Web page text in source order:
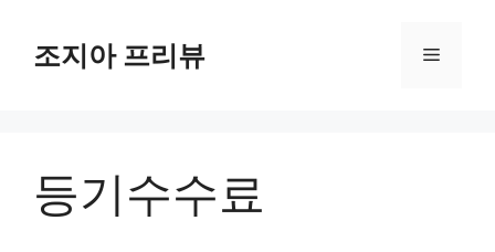
조지아 프리뷰 메
등기수수료